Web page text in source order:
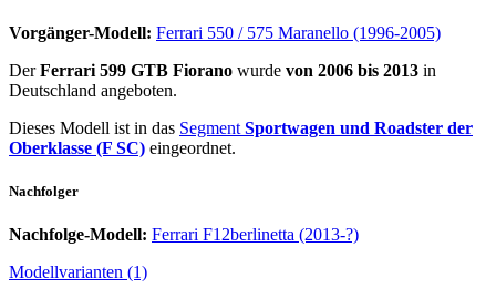
Vorgänger-Modell: Ferrari 550 / 575 Maranello (1996-2005)
DerFerrari 599 GTB Fiorano wurde von 2006 bis 2013 in
Deutschland angeboten.
Dieses Modell ist in das Segment Sportwagen und Roadster der
Oberklasse (F SC) eingeordnet.
Nachfolger
Nachfolge-Modell: Ferrari F12berlinetta (2013-?)
Modellvarianten (1)